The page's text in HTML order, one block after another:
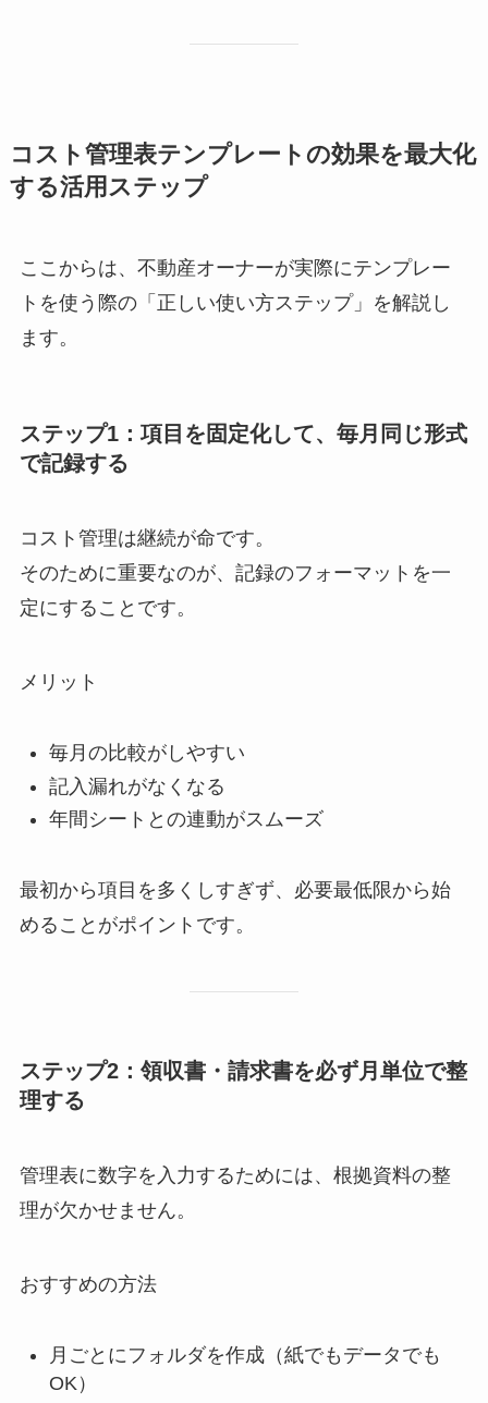
コスト管理表テンプレートの効果を最大化
する活用ステップ
ここからは、不動産オーナーが実際にテンプレー
トを使う際の「正しい使い方ステップ」を解説し
ます。
ステップ1：項目を固定化して、毎月同じ形式
で記録する
コスト管理は継続が命です。
そのために重要なのが、記録のフォーマットを一
定にすることです。
メリット
毎月の比較がしやすい
記入漏れがなくなる
年間シートとの連動がスムーズ
最初から項目を多くしすぎず、必要最低限から始
めることがポイントです。
ステップ2：領収書・請求書を必ず月単位で整
理する
管理表に数字を入力するためには、根拠資料の整
理が欠かせません。
おすすめの方法
月ごとにフォルダを作成（紙でもデータでも
OK）